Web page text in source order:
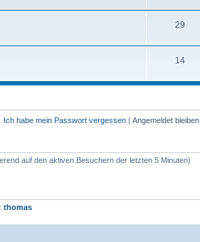
29
14
Ich habe mein Passwort vergessen | Angemeldet bleiben
auf den aktiven Besuchern der letzten 5 Minuten)
thomas